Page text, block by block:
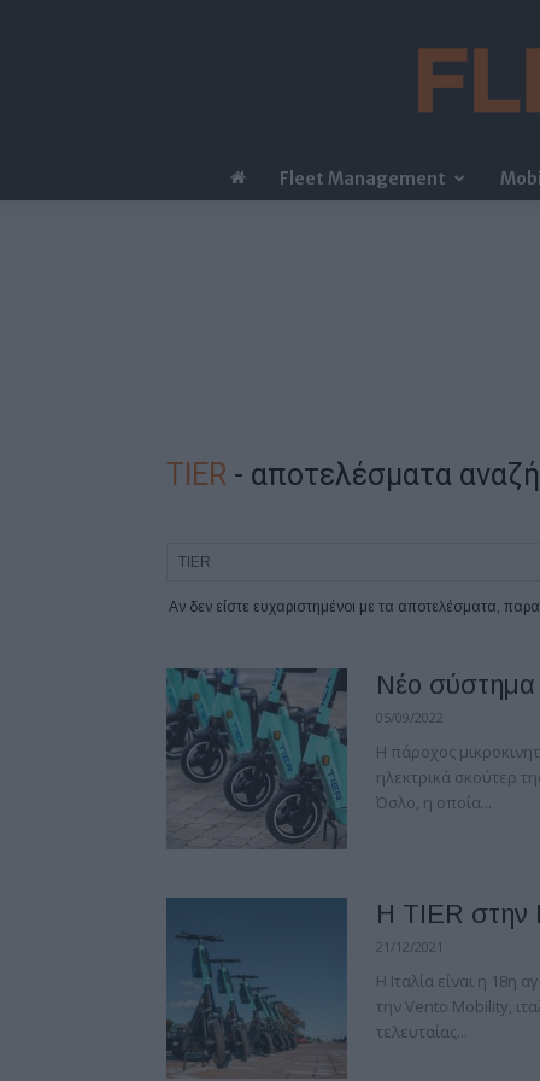
Fleet Management
TIER - αποτελέσματα
Αν δεν είστε ευχαριστημένοι με τα αποτελέσματα,
Νέο σύστημα
05/09/2022
Η πάροχος
ηλεκτρικά σκούτερ
Όσλο, η οποία...
Η TIER στην
21/12/2021
Η Ιταλία είναι η 18η
την Vento Mobility,
τελευταίας...